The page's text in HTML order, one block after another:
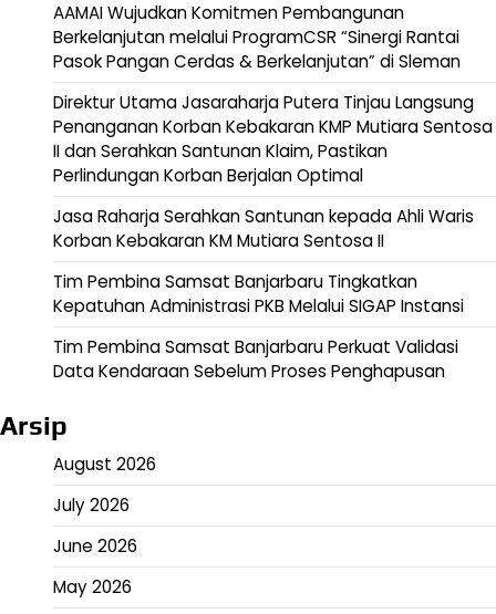
AAMAI Wujudkan Komitmen Pembangunan
Berkelanjutan melalui ProgramCSR “Sinergi Rantai
Pasok Pangan Cerdas & Berkelanjutan” di Sleman
Direktur Utama Jasaraharja Putera Tinjau Langsung
Penanganan Korban Kebakaran KMP Mutiara Sentosa
II dan Serahkan Santunan Klaim, Pastikan
Perlindungan Korban Berjalan Optimal
Jasa Raharja Serahkan Santunan kepada Ahli Waris
Korban Kebakaran KM Mutiara Sentosa II
Tim Pembina Samsat Banjarbaru Tingkatkan
Kepatuhan Administrasi PKB Melalui SIGAP Instansi
Tim Pembina Samsat Banjarbaru Perkuat Validasi
Data Kendaraan Sebelum Proses Penghapusan
Arsip
August 2026
July 2026
June 2026
May 2026